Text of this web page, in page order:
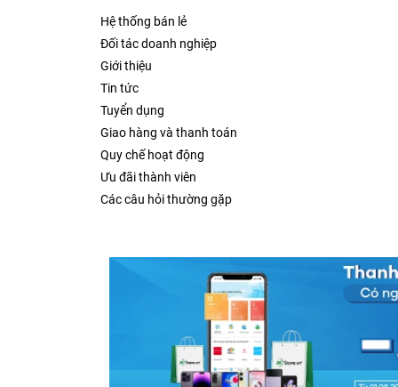
Hệ thống bán lẻ
Đối tác doanh nghiệp
Giới thiệu
Tin tức
Tuyển dụng
Giao hàng và thanh toán
Quy chế hoạt động
Ưu đãi thành viên
Các câu hỏi thường gặp